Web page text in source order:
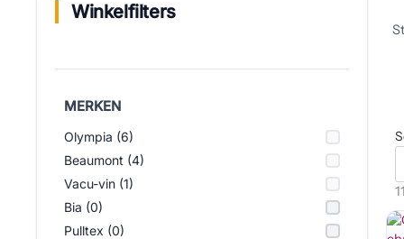
Winkelfilters
MERKEN
Olympia (6)
Beaumont (4)
Vacu-vin (1)
Bia (0)
Pulltex (0)